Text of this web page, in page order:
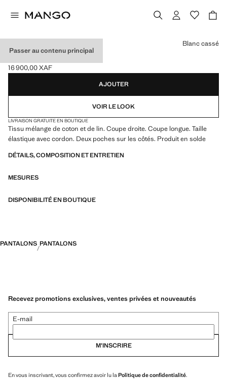
Passer au contenu principal
PANTALON LIN COTON
Prix actuel [16 900,00 XAF ]
16 900,00 XAF
Choisissez une couleur
Blanc cassé
AJOUTER
VOIR LE LOOK
LIVRAISON GRATUITE EN BOUTIQUE
Tissu mélange de coton et de lin. Coupe droite. Coupe longue. Taille
élastique avec cordon. Deux poches sur les côtés. Produit en solde
DÉTAILS, COMPOSITION ET ENTRETIEN
MESURES
DISPONIBILITÉ EN BOUTIQUE
PANTALONS PANTALONS
Recevez promotions exclusives, ventes privées et nouveautés
E-mail
M’INSCRIRE
En vous inscrivant, vous confirmez avoir lu la Politique de confidentialité.